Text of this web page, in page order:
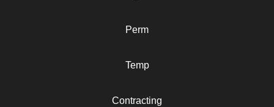
Perm
Temp
Contracting